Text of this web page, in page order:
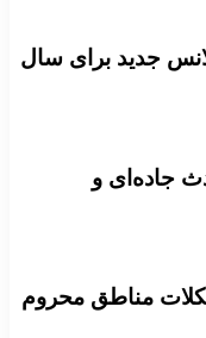
آمبولانس جدید برای سال
جاده‌ای و
مناطق محروم